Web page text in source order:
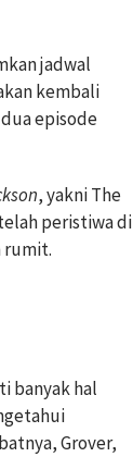
jadwal
kembali
episode
, yakni The
peristiwa di
rumit.
banyak hal
Grover,